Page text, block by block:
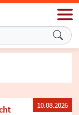
10.08.2026